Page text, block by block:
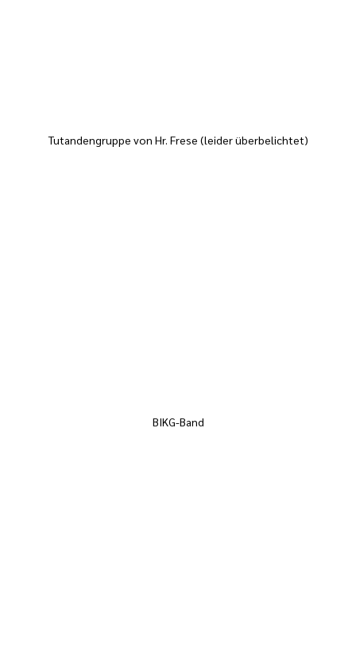
Tutandengruppe von Hr. Frese (leider überbelichtet)
BIKG-Band